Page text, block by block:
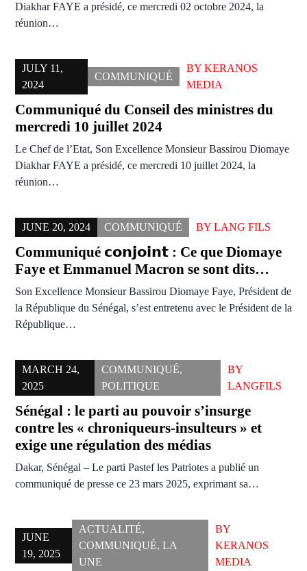
Diakhar FAYE a présidé, ce mercredi 02 octobre 2024, la
réunion…
JULY 11,
2024
COMMUNIQUÉ
BY KERANOS
MEDIA
Communiqué du Conseil des ministres du
mercredi 10 juillet 2024
Le Chef de l’Etat, Son Excellence Monsieur Bassirou Diomaye
Diakhar FAYE a présidé, ce mercredi 10 juillet 2024, la
réunion…
JUNE 20, 2024 COMMUNIQUÉ BY LANG FILS
Communiqué 𝗰𝗼𝗻𝗷𝗼𝗶𝗻𝘁 : Ce que Diomaye
Faye et Emmanuel Macron se sont dits…
Son Excellence Monsieur Bassirou Diomaye Faye, Président de
la République du Sénégal, s’est entretenu avec le Président de la
République…
MARCH 24,
2025
COMMUNIQUÉ,
POLITIQUE
BY
LANGFILS
Sénégal : le parti au pouvoir s’insurge
contre les « chroniqueurs-insulteurs » et
exige une régulation des médias
Dakar, Sénégal – Le parti Pastef les Patriotes a publié un
communiqué de presse ce 23 mars 2025, exprimant sa…
JUNE
19, 2025
ACTUALITÉ,
COMMUNIQUÉ,LA
UNE
BY
KERANOS
MEDIA